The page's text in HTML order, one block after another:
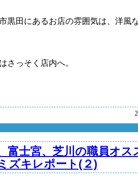
黒田にあるお店の雰囲気は、洋風
さっそく店内へ。
富士宮、芝川の職員オ
ズキレポート(２)